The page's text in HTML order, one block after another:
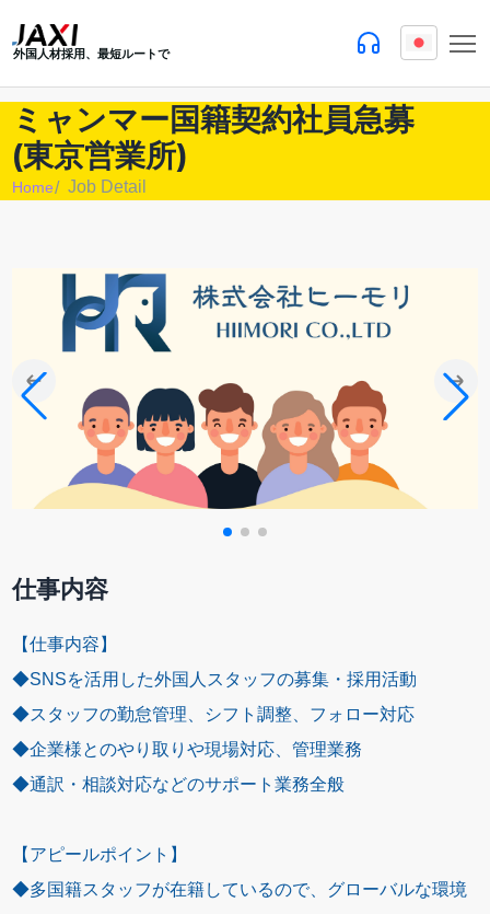
外国人材採用、最短ルートで
ミャンマー国籍契約社員急募
(東京営業所)
Home Job Detail
仕事内容
【仕事内容】
◆SNSを活用した外国人スタッフの募集・採用活動
◆スタッフの勤怠管理、シフト調整、フォロー対応
◆企業様とのやり取りや現場対応、管理業務
◆通訳・相談対応などのサポート業務全般
【アピールポイント】
◆多国籍スタッフが在籍しているので、グローバルな環境